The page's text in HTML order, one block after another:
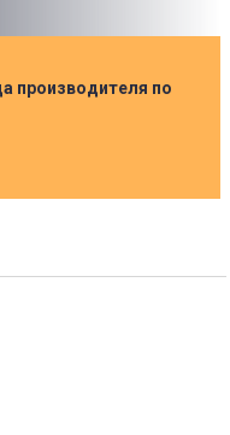
производителя по